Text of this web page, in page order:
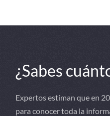
¿Sabes
Expertos estiman que en
para conocer toda la